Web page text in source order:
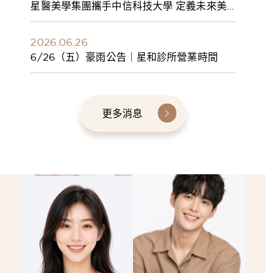
星醫美學集團攜手中信科技大學 定義未來美
學人才新標準 建構健康美學產學共育模式 串
2026.06.26
6/26（五）豪雨公告｜星和診所營業時間
更多消息